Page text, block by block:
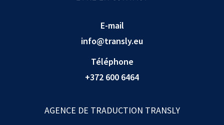
E-mail
info@transly.eu
Téléphone
+372 600 6464
AGENCE DE TRADUCTION TRANSLY